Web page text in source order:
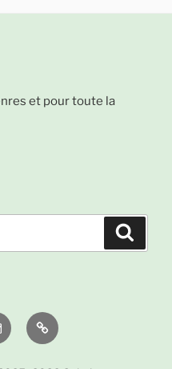
et pour toute la
À
propos